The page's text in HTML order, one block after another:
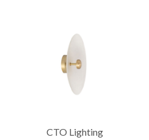
CTO Lighting